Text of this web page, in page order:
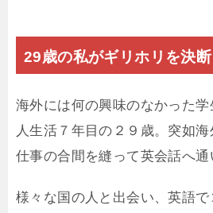
29歳の私がギリホリを決
海外には何の興味のなかった
人生活７年目の２９歳。突如海
仕事の合間を縫って英会話へ通
様々な国の人と出会い、英語